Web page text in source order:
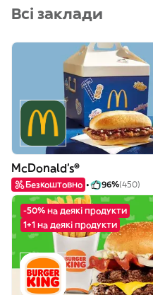
Всі заклади
McDonald's®
Безкоштовно 96%(450)
-50% на деякі продукти
1+1 на деякі продукти